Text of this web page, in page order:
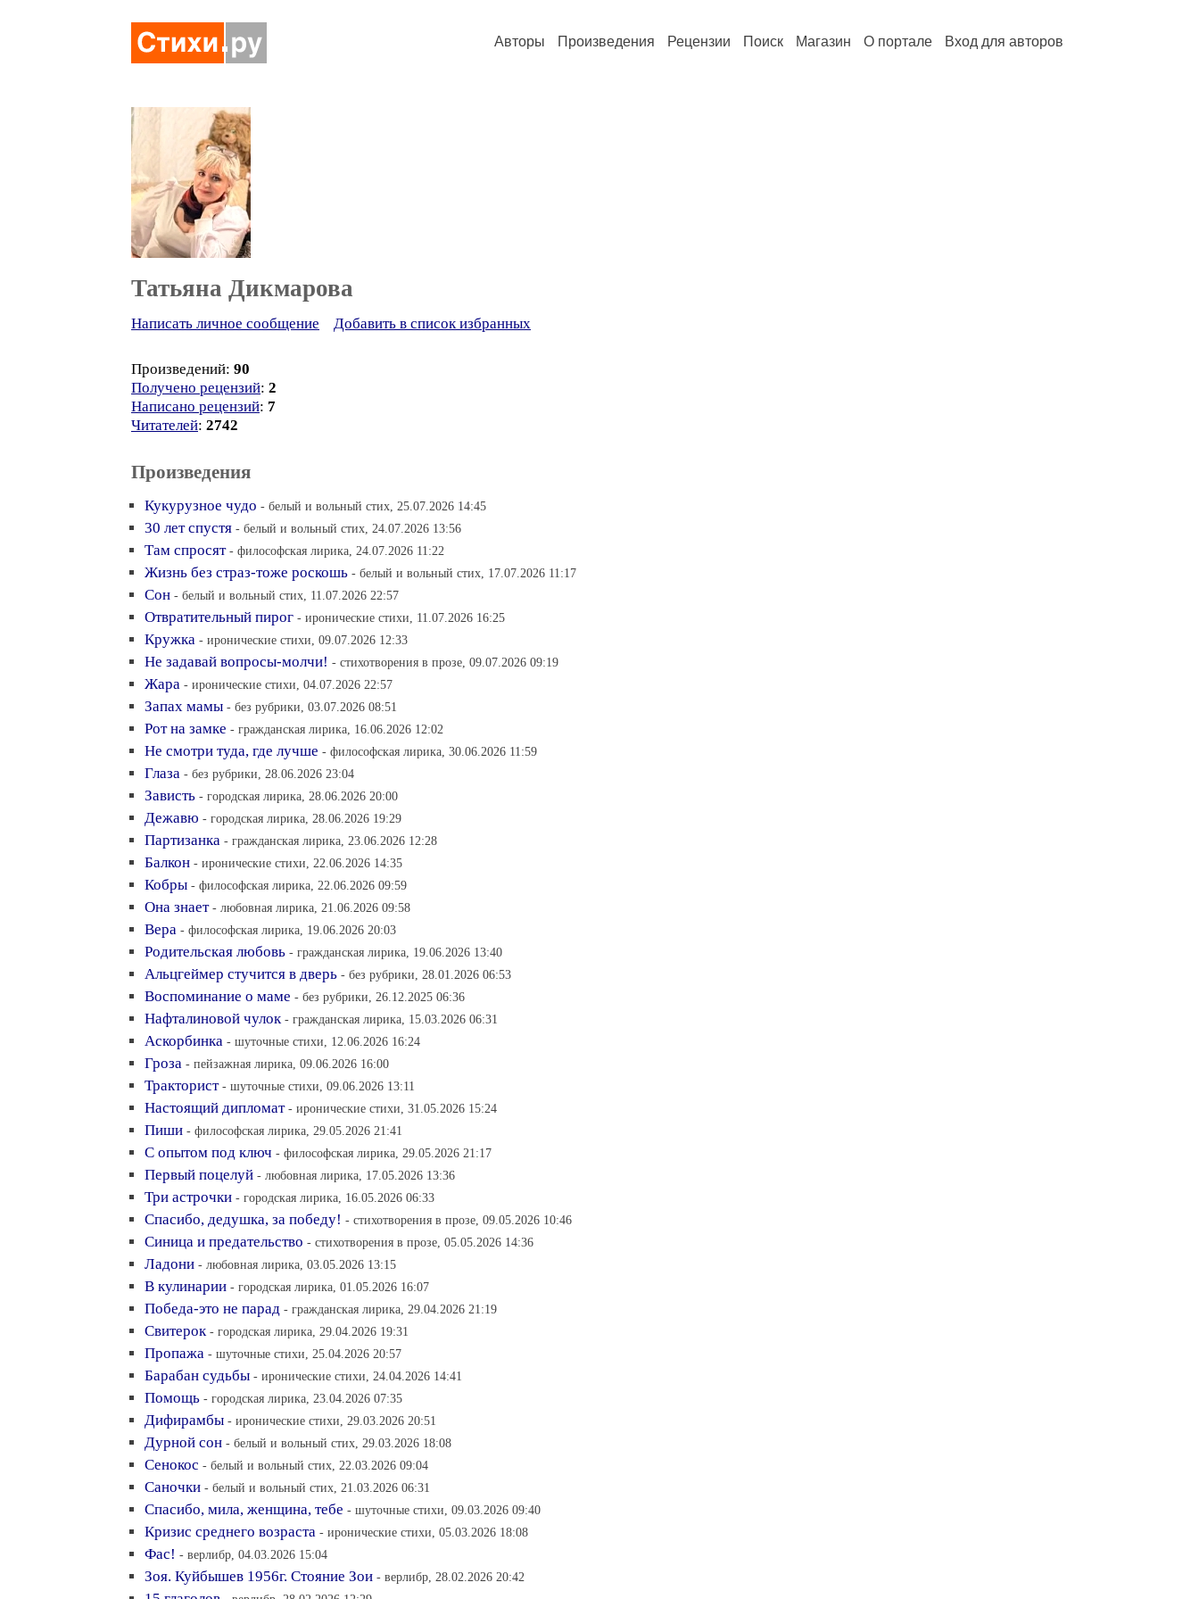
Авторы Произведения Рецензии Поиск Магазин О портале Вход для авторов
Татьяна Дикмарова
Написать личное сообщение Добавить в список избранных
Произведений: 90
Получено рецензий: 2
Написано рецензий: 7
Читателей: 2742
Произведения
Кукурузное чудо - белый и вольный стих, 25.07.2026 14:45
30 лет спустя - белый и вольный стих, 24.07.2026 13:56
Там спросят - философская лирика, 24.07.2026 11:22
Жизнь без страз-тоже роскошь - белый и вольный стих, 17.07.2026 11:17
Сон - белый и вольный стих, 11.07.2026 22:57
Отвратительный пирог - иронические стихи, 11.07.2026 16:25
Кружка - иронические стихи, 09.07.2026 12:33
Не задавай вопросы-молчи! - cтихотворения в прозе, 09.07.2026 09:19
Жара - иронические стихи, 04.07.2026 22:57
Запах мамы - без рубрики, 03.07.2026 08:51
Рот на замке - гражданская лирика, 16.06.2026 12:02
Не смотри туда, где лучше - философская лирика, 30.06.2026 11:59
Глаза - без рубрики, 28.06.2026 23:04
Зависть - городская лирика, 28.06.2026 20:00
Дежавю - городская лирика, 28.06.2026 19:29
Партизанка - гражданская лирика, 23.06.2026 12:28
Балкон - иронические стихи, 22.06.2026 14:35
Кобры - философская лирика, 22.06.2026 09:59
Она знает - любовная лирика, 21.06.2026 09:58
Вера - философская лирика, 19.06.2026 20:03
Родительская любовь - гражданская лирика, 19.06.2026 13:40
Альцгеймер стучится в дверь - без рубрики, 28.01.2026 06:53
Воспоминание о маме - без рубрики, 26.12.2025 06:36
Нафталиновой чулок - гражданская лирика, 15.03.2026 06:31
Аскорбинка - шуточные стихи, 12.06.2026 16:24
Гроза - пейзажная лирика, 09.06.2026 16:00
Тракторист - шуточные стихи, 09.06.2026 13:11
Настоящий дипломат - иронические стихи, 31.05.2026 15:24
Пиши - философская лирика, 29.05.2026 21:41
С опытом под ключ - философская лирика, 29.05.2026 21:17
Первый поцелуй - любовная лирика, 17.05.2026 13:36
Три астрочки - городская лирика, 16.05.2026 06:33
Спасибо, дедушка, за победу! - cтихотворения в прозе, 09.05.2026 10:46
Синица и предательство - cтихотворения в прозе, 05.05.2026 14:36
Ладони - любовная лирика, 03.05.2026 13:15
В кулинарии - городская лирика, 01.05.2026 16:07
Победа-это не парад - гражданская лирика, 29.04.2026 21:19
Свитерок - городская лирика, 29.04.2026 19:31
Пропажа - шуточные стихи, 25.04.2026 20:57
Барабан судьбы - иронические стихи, 24.04.2026 14:41
Помощь - городская лирика, 23.04.2026 07:35
Дифирамбы - иронические стихи, 29.03.2026 20:51
Дурной сон - белый и вольный стих, 29.03.2026 18:08
Сенокос - белый и вольный стих, 22.03.2026 09:04
Саночки - белый и вольный стих, 21.03.2026 06:31
Спасибо, мила, женщина, тебе - шуточные стихи, 09.03.2026 09:40
Кризис среднего возраста - иронические стихи, 05.03.2026 18:08
Фас! - верлибр, 04.03.2026 15:04
Зоя. Куйбышев 1956г. Стояние Зои - верлибр, 28.02.2026 20:42